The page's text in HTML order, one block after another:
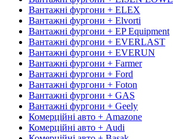
Вантажні фургони + ELEX
Вантажні фургони + Elvorti
Вантажні фургони + EP Equipment
Вантажні фургони + EVERLAST
Вантажні фургони + EVERUN
Вантажні фургони + Farmer
Вантажні фургони + Ford
Вантажні фургони + Foton
Вантажні фургони + GAS
Вантажні фургони + Geely
Комерційні авто + Amazone
Комерційні авто + Audi